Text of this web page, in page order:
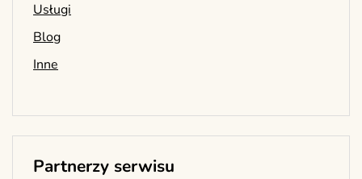
Usługi
Blog
Inne
Partnerzy serwisu